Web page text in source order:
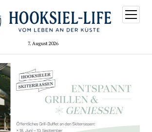
7. August 2026
Menü
öffnen